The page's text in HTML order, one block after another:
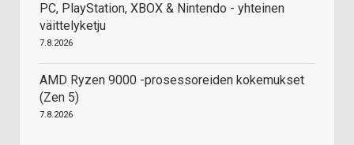
PC, PlayStation, XBOX & Nintendo - yhteinen
väittelyketju
7.8.2026
AMD Ryzen 9000 -prosessoreiden kokemukset
(Zen 5)
7.8.2026